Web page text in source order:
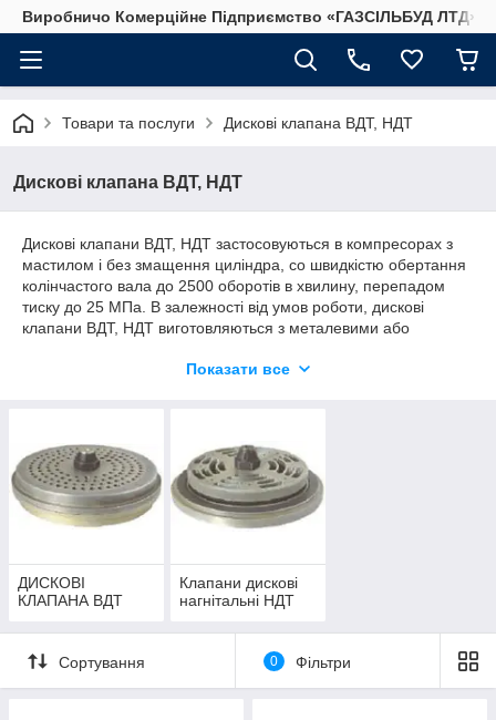
Виробничо Комерційне Підприємство «ГАЗСIЛЬБУД ЛТД»
Товари та послуги Дискові клапана ВДТ, НДТ
Дискові клапана ВДТ, НДТ
Дискові клапани ВДТ, НДТ застосовуються в компресорах з
мастилом і без змащення циліндра, co швидкістю обертання
колінчастого вала до 2500 оборотів в хвилину, перепадом
тиску до 25 МПа. В залежності від умов роботи, дискові
клапани ВДТ, НДТ виготовляються з металевими або
пластмасовими пластинами застосовуються в компресорах
Так само у нас Ви можете придбати
КК
Показати все
ДИСКОВІ
КЛАПАНА ВДТ
Клапани дискові
нагнітальні НДТ
Сортування 0 Фільтри